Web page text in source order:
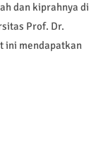
dan kiprahnya di
Prof. Dr.
ini mendapatkan